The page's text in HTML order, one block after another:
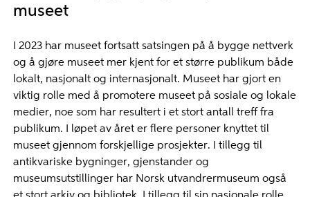
museet
I 2023 har museet fortsatt satsingen på å bygge nettverk
og å gjøre museet mer kjent for et større publikum både
lokalt, nasjonalt og internasjonalt. Museet har gjort en
viktig rolle med å promotere museet på sosiale og lokale
medier, noe som har resultert i et stort antall treff fra
publikum. I løpet av året er flere personer knyttet til
museet gjennom forskjellige prosjekter. I tillegg til
antikvariske bygninger, gjenstander og
museumsutstillinger har Norsk utvandrermuseum også